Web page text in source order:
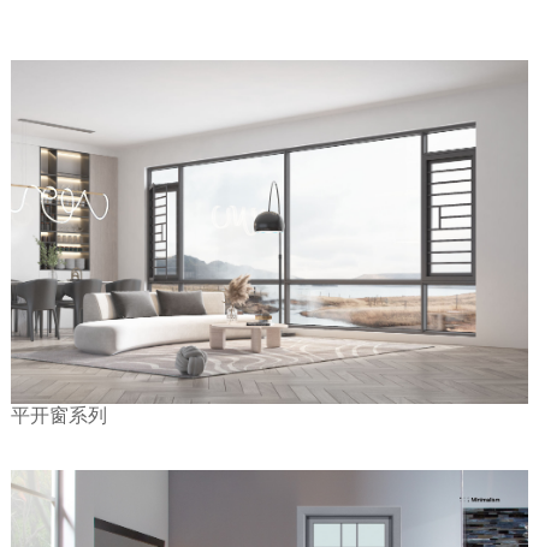
平开窗系列